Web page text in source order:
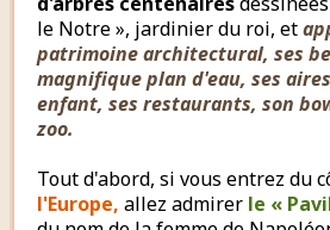
le Notre », jardinier du roi, et
patrimoine architectural, ses
magnifique plan d'eau, ses
enfant, ses restaurants, son
zoo.
Tout d'abord, si vous entrez du
l'Europe, allez admirer le «